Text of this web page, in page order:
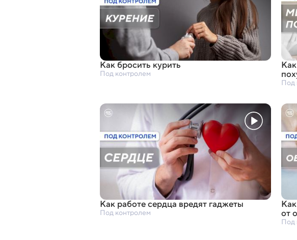
Как бросить курить
Под контролем
Под
Как работе сердца вредят гаджеты
Под контролем от
Под